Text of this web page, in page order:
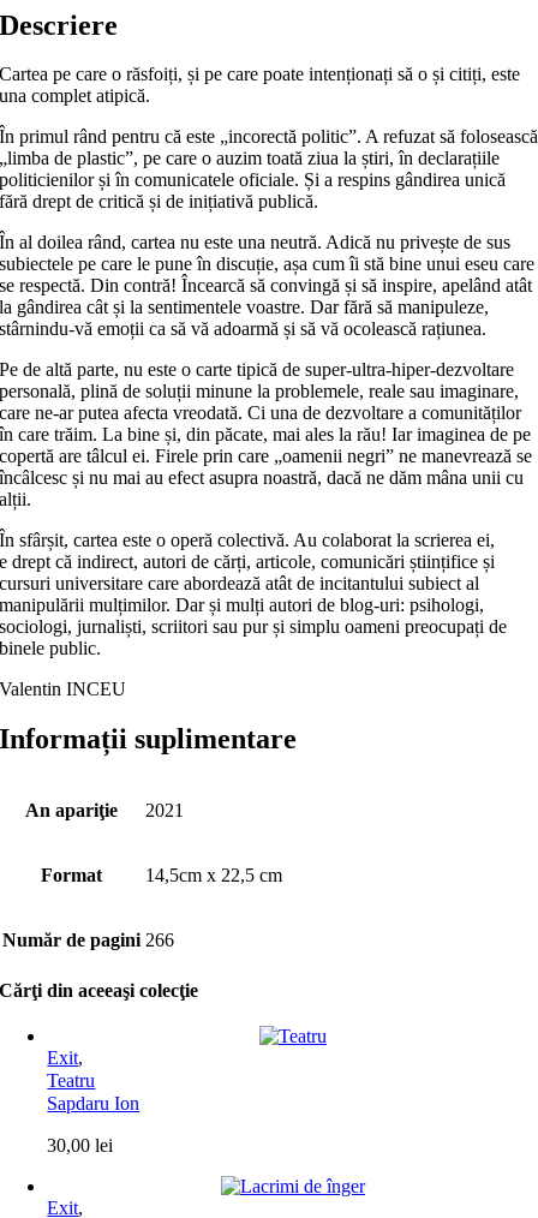
Descriere
Cartea pe care o răsfoiți, și pe care poate intenționați să o și citiți, este
una complet atipică.
În primul rând pentru că este „incorectă politic”. A refuzat să folosească
„limba de plastic”, pe care o auzim toată ziua la știri, în declarațiile
politicienilor și în comunicatele oficiale. Și a respins gândirea unică
fără drept de critică și de inițiativă publică.
În al doilea rând, cartea nu este una neutră. Adică nu privește de sus
subiectele pe care le pune în discuție, așa cum îi stă bine unui eseu care
se respectă. Din contră! Încearcă să convingă și să inspire, apelând atât
la gândirea cât și la sentimentele voastre. Dar fără să manipuleze,
stârnindu‑vă emoții ca să vă adoarmă și să vă ocolească rațiunea.
Pe de altă parte, nu este o carte tipică de super-ultra-hiper-dezvoltare
personală, plină de soluții minune la problemele, reale sau imaginare,
care ne-ar putea afecta vreodată. Ci una de dezvoltare a comunităților
în care trăim. La bine și, din păcate, mai ales la rău! Iar imaginea de pe
copertă are tâlcul ei. Firele prin care „oamenii negri” ne manevrează se
încâlcesc și nu mai au efect asupra noastră, dacă ne dăm mâna unii cu
alții.
În sfârșit, cartea este o operă colectivă. Au colaborat la scrierea ei,
e drept că indirect, autori de cărți, articole, comunicări științifice și
cursuri universitare care abordează atât de incitantului subiect al
manipulării mulțimilor. Dar și mulți autori de blog-uri: psihologi,
sociologi, jurnaliști, scriitori sau pur și simplu oameni preocupați de
binele public.
Valentin INCEU
Informații suplimentare
An apariţie 2021
Format 14,5cm x 22,5 cm
Număr de pagini 266
Cărţi din aceeaşi colecţie
Exit,
Teatru
Sapdaru Ion
30,00lei
Exit,